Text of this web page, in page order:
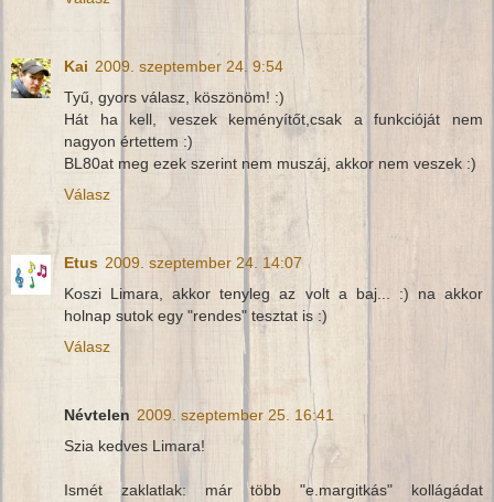
Kai 2009. szeptember 24. 9:54
Tyű, gyors válasz, köszönöm! :)
Hát ha kell, veszek keményítőt,csak a funkcióját nem
nagyon értettem :)
BL80at meg ezek szerint nem muszáj, akkor nem veszek :)
Válasz
Etus 2009. szeptember 24. 14:07
Koszi Limara, akkor tenyleg az volt a baj... :) na akkor
holnap sutok egy "rendes" tesztat is :)
Válasz
Névtelen 2009. szeptember 25. 16:41
Szia kedves Limara!
Ismét zaklatlak: már több "e.margitkás" kollágádat